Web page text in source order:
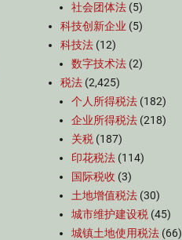
社会团体法 (5)
科技创新企业 (5)
科技法 (12)
数字技术法 (2)
税法 (2,425)
个人所得税法 (182)
企业所得税法 (218)
关税 (187)
印花税法 (114)
国际税收 (3)
土地增值税法 (30)
城市维护建设税 (45)
城镇土地使用税法 (66)